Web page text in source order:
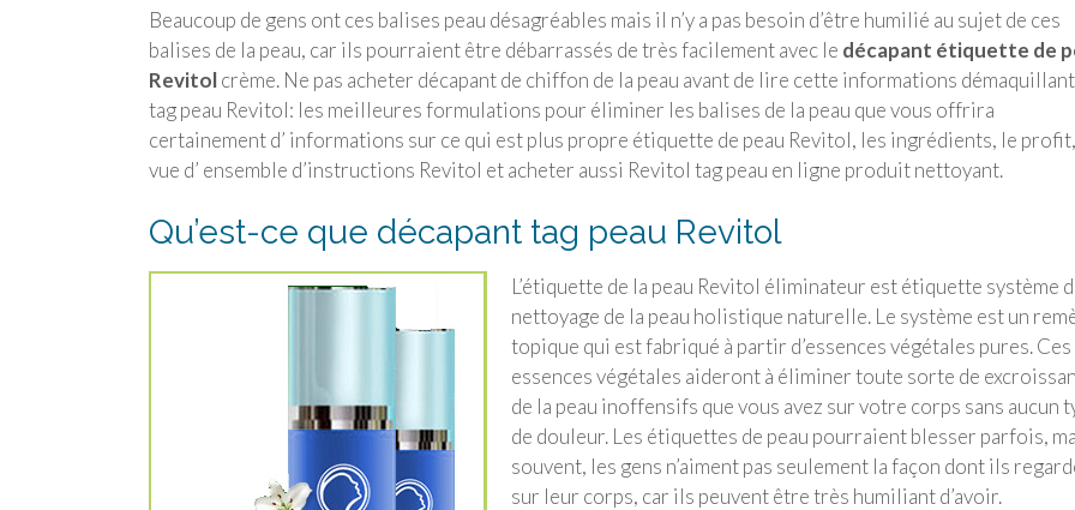
Beaucoup de gens ont ces balises peau désagréables mais il n’y a pas besoin d’être humilié au sujet de ces
balises de la peau, car ils pourraient être débarrassés de très facilement avec le décapant étiquette de
Revitolcrème. Ne pas acheter décapant de chiffon de la peau avant de lire cette informations
tag peau Revitol: les meilleures formulations pour éliminer les balises de la peau que vous offrira
certainement d’ informations sur ce qui est plus propre étiquette de peau Revitol, les ingrédients, le profit,
vue d’ ensemble d’instructions Revitol et acheter aussi Revitol tag peau en ligne produit nettoyant.
Qu’est-ce que décapant tag peau Revitol
L’étiquette de la peau Revitol éliminateur est étiquette système
nettoyage de la peau holistique naturelle. Le système est un
topique qui est fabriqué à partir d’essences végétales pures. Ces
essences végétales aideront à éliminer toute sorte de
de la peau inoffensifs que vous avez sur votre corps sans aucun
de douleur. Les étiquettes de peau pourraient blesser parfois,
souvent, les gens n’aiment pas seulement la façon dont ils
sur leur corps, car ils peuvent être très humiliant d’avoir.